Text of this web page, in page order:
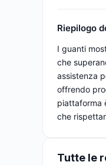
Riepilogo
I guanti
che
assistenza
offrendo
piattaforma
che
Tutte le